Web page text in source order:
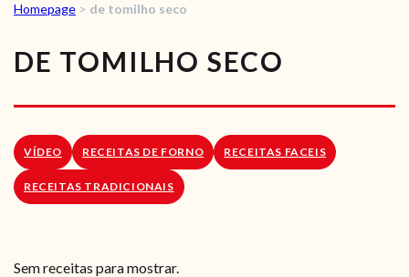
VÍDEOS
RECEITAS VEGGIE
SOBRE NÓS
LOJA ONLINE
Homepage > de tomilho seco
DE TOMILHO SECO
VÍDEO RECEITAS DE FORNO RECEITAS FACEIS
RECEITAS TRADICIONAIS
Sem receitas para mostrar.